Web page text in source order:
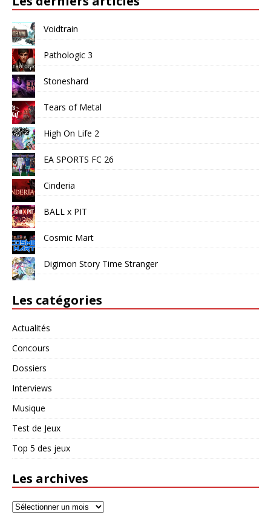
Voidtrain
Pathologic 3
Stoneshard
Tears of Metal
High On Life 2
EA SPORTS FC 26
Cinderia
BALL x PIT
Cosmic Mart
Digimon Story Time Stranger
Les catégories
Actualités
Concours
Dossiers
Interviews
Musique
Test de Jeux
Top 5 des jeux
Les archives